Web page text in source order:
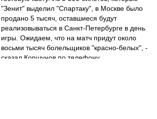
"Зенит" выделил "Спартаку", в Москве было
продано 5 тысяч, оставшиеся будут
реализовываться в Санкт-Петербурге в день
игры. Ожидаем, что на матч придут около
восьми тысяч болельщиков "красно-белых", -
сказал Коршунов по телефону.